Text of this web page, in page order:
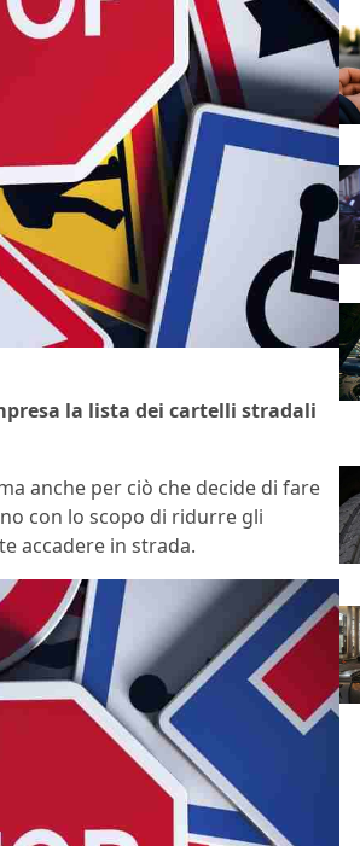
la lista dei cartelli stradali
anche per ciò che decide di fare
con lo scopo di ridurre gli
accadere in strada.